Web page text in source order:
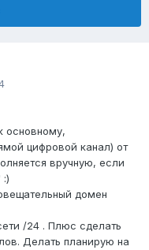
основному,
цифровой канал) от
вручную, если
:)
домен
/24 . Плюс сделать
Делать планирую на